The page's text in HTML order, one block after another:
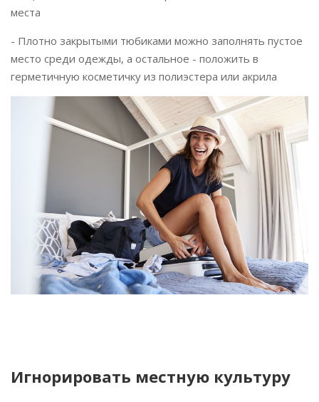
места
- Плотно закрытыми тюбиками можно заполнять пустое
место среди одежды, а остальное - положить в
герметичную косметичку из полиэстера или акрила
Игнорировать местную культуру